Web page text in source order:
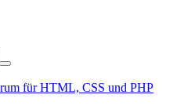
für HTML, CSS und PHP